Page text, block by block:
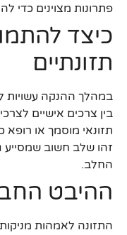
פתרונות מצוינים כדי
כיצד
תזונתיים
במהלך ההנקה עשויות
בין צרכים אישיים
תזונאי מוסמך או רופא
זהו שלב חשוב שמסייע
החלב.
ההיבט
התזונה לאמהות